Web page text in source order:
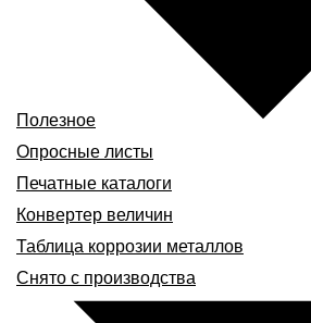
Полезное
Опросные листы
Печатные каталоги
Конвертер величин
Таблица коррозии металлов
Снято с производства